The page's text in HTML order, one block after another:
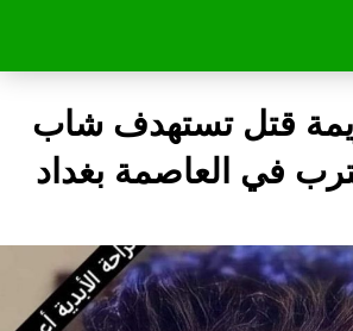
قتل تستهدف شاب
في العاصمة بغداد